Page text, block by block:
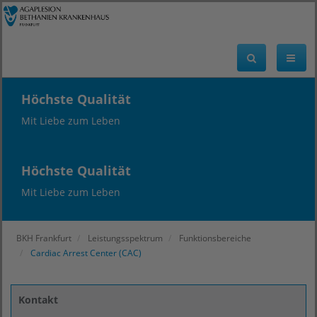
Höchste Qualität
Mit Liebe zum Leben
Höchste Qualität
Mit Liebe zum Leben
BKH Frankfurt Leistungsspektrum
Funktionsbereiche
Cardiac Arrest Center (CAC)
Kontakt